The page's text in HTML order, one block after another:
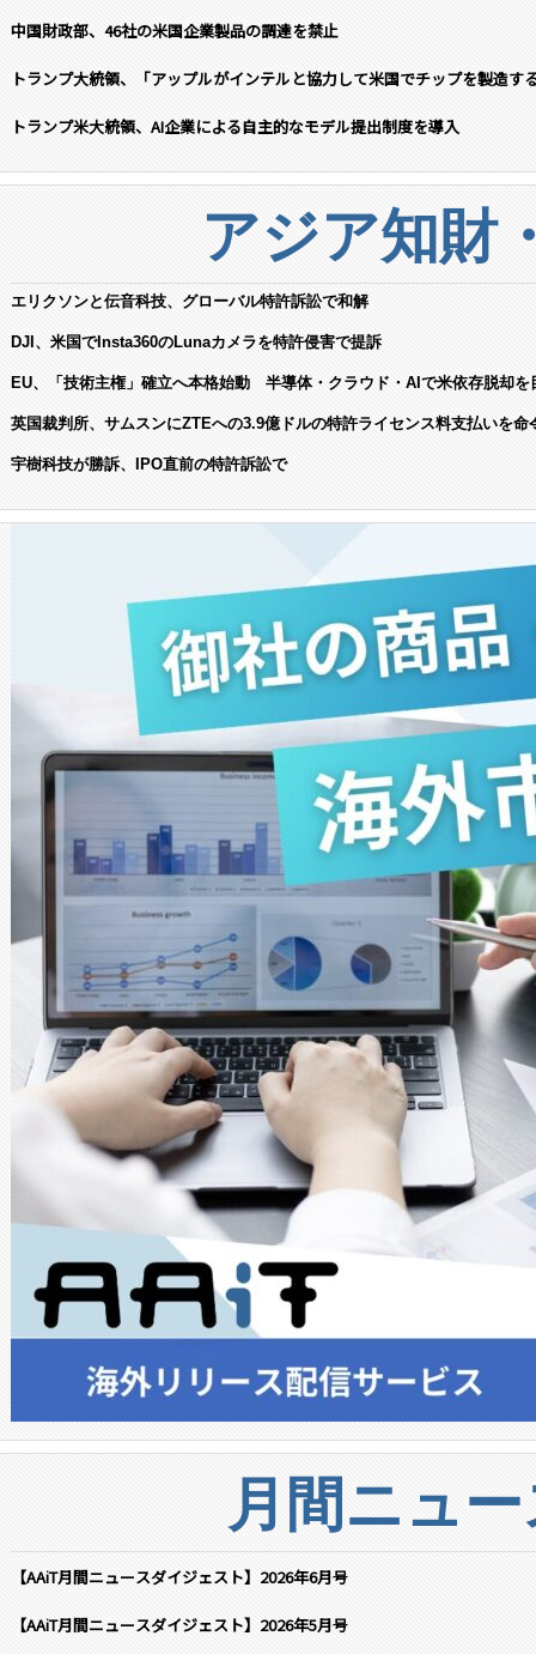
中国財政部、46社の米国企業製品の調達を禁止
トランプ大統領、「アップルがインテルと協力して米国でチップを製造す
トランプ米大統領、AI企業による自主的なモデル提出制度を導入
アジア知財
エリクソンと伝音科技、グローバル特許訴訟で和解
DJI、米国でInsta360のLunaカメラを特許侵害で提訴
EU、「技術主権」確立へ本格始動 半導体・クラウド・AIで米依存脱却を
英国裁判所、サムスンにZTEへの3.9億ドルの特許ライセンス料支払いを命
宇樹科技が勝訴、IPO直前の特許訴訟で
月間ニュ
【AAiT月間ニュースダイジェスト】2026年6月号
【AAiT月間ニュースダイジェスト】2026年5月号